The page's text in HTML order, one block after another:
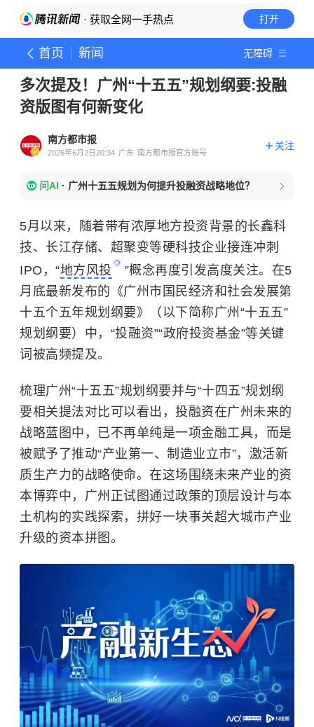
· 获取全网一手热点 打开
首页 新闻 无障碍
多次提及！广州“十五五”规划纲要:投融
资版图有何新变化
南方都市报
2026年6月2日20:34 广东 南方都市报官方账号
关注
问AI · 广州十五五规划为何提升投融资战略地位？
5月以来，随着带有浓厚地方投资背景的长鑫科
技、长江存储、超聚变等硬科技企业接连冲刺
IPO，“地方风投
”概念再度引发高度关注。在5
月底最新发布的《广州市国民经济和社会发展第
十五个五年规划纲要》（以下简称广州“十五五”
规划纲要）中，“投融资”“政府投资基金”等关键
词被高频提及。
梳理广州“十五五”规划纲要并与“十四五”规划纲
要相关提法对比可以看出，投融资在广州未来的
战略蓝图中，已不再单纯是一项金融工具，而是
被赋予了推动“产业第一、制造业立市”，激活新
质生产力的战略使命。在这场围绕未来产业的资
本博弈中，广州正试图通过政策的顶层设计与本
土机构的实践探索，拼好一块事关超大城市产业
升级的资本拼图。